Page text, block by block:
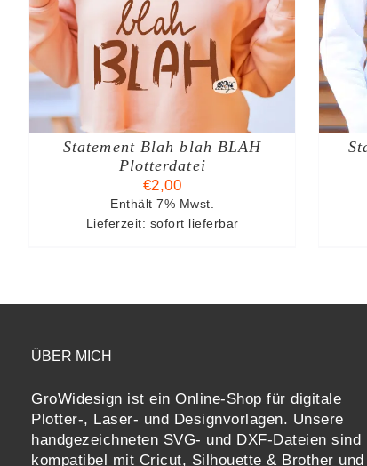
Statement Blah blah BLAH
Plotterdatei
€2,00
Enthält 7% Mwst.
Lieferzeit: sofort lieferbar
DETAILS
ÜBER MICH
GroWidesign ist ein Online-Shop für digitale
Plotter-, Laser- und Designvorlagen. Unsere
handgezeichneten SVG- und DXF-Dateien sind
kompatibel mit Cricut, Silhouette & Brother und